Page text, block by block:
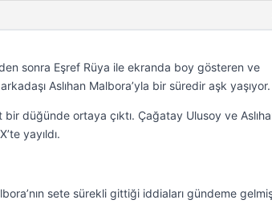
sonra Eşref Rüya ile ekranda boy gösteren ve
Aslıhan Malbora’yla bir süredir aşk yaşıyor.
düğünde ortaya çıktı. Çağatay Ulusoy ve
yayıldı.
sete sürekli gittiği iddiaları gündeme